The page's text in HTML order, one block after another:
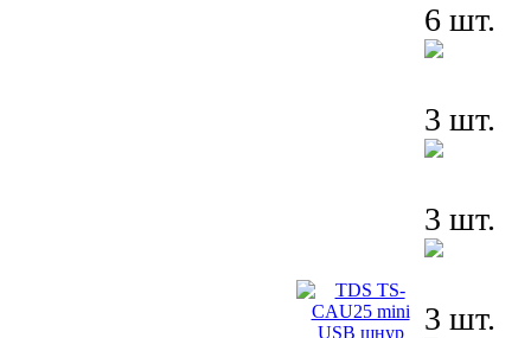
6 шт.
3 шт.
3 шт.
3 шт.